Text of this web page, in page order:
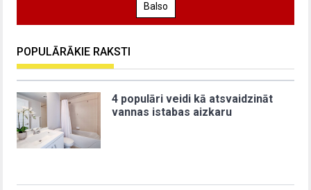
Balso
POPULĀRĀKIE RAKSTI
4 populāri veidi kā atsvaidzināt
vannas istabas aizkaru